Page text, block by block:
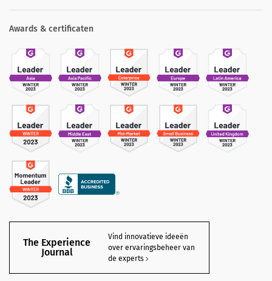
Awards & certificaten
The Experience
Journal
Vind innovatieve ideeën
over ervaringsbeheer van
de experts